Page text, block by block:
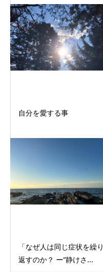
自分を愛する事
「なぜ人は同じ症状を繰り
返すのか？ ー“静けさ...